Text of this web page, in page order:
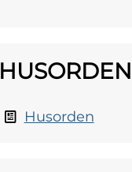
HUSORDEN
Husorden